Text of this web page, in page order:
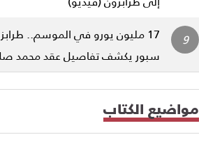
17 مليون يورو في الموسم..
سبور يكشف تفاصيل عقد محمد
مواضيع الكتاب